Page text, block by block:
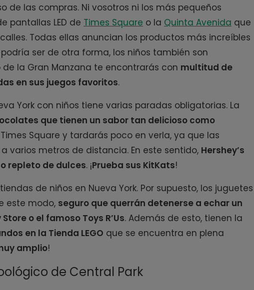
de las compras. Ni vosotros ni los más pequeños
pantallas LED de Times Square o la Quinta Avenida que
Todas ellas anuncian los productos más increíbles
ser de otra forma, los niños también son
la Gran Manzana te encontrarás con multitud de
en sus juegos favoritos.
York con niños tiene varias paradas obligatorias. La
que tienen un sabor tan delicioso como
Square y tardarás poco en verla, ya que las
varios metros de distancia. En este sentido, Hershey’s
repleto de dulces. ¡Prueba sus KitKats!
de niños en Nueva York. Por supuesto, los juguetes
este modo, seguro que querrán detenerse a echar un
o el famoso Toys R’Us. Además de esto, tienen la
en la Tienda LEGO que se encuentra en plena
amplio!
de Central Park